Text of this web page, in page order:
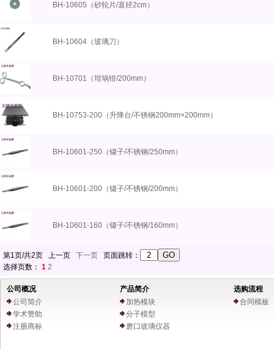
BH-10605（砂轮片/直径2cm）
BH-10604（玻璃刀）
BH-10701（坩埚钳/200mm）
BH-10753-200（升降台/不锈钢200mm×200mm）
BH-10601-250（镊子/不锈钢/250mm）
BH-10601-200（镊子/不锈钢/200mm）
BH-10601-160（镊子/不锈钢/160mm）
第1页/共2页 上一页 下一页 页面跳转：
选择页数： 1 2
公司概况
公司简介
学术赞助
注册商标
产品简介
加热模块
分子模型
磨口玻璃仪器
选购流程
合同模板